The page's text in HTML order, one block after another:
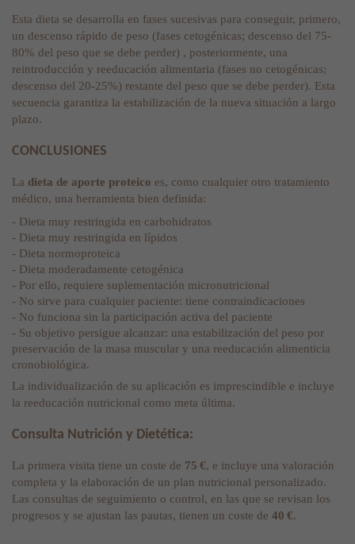
Esta dieta se desarrolla en fases sucesivas para conseguir, primero,
un descenso rápido de peso (fases cetogénicas; descenso del 75-
80% del peso que se debe perder) , posteriormente, una
reintroducción y reeducación alimentaria (fases no cetogénicas;
descenso del 20-25%) restante del peso que se debe perder). Esta
secuencia garantiza la estabilización de la nueva situación a largo
plazo.
CONCLUSIONES
La dieta de aporte proteico es, como cualquier otro tratamiento
médico, una herramienta bien definida:
- Dieta muy restringida en carbohidratos
- Dieta muy restringida en lípidos
- Dieta normoproteica
- Dieta moderadamente cetogénica
- Por ello, requiere suplementación micronutricional
- No sirve para cualquier paciente: tiene contraindicaciones
- No funciona sin la participación activa del paciente
- Su objetivo persigue alcanzar: una estabilización del peso por
preservación de la masa muscular y una reeducación alimenticia
cronobiológica.
La individualización de su aplicación es imprescindible e incluye
la reeducación nutricional como meta última.
Consulta Nutrición y Dietética:
La primera visita tiene un coste de 75 €, e incluye una valoración
completa y la elaboración de un plan nutricional personalizado.
Las consultas de seguimiento o control, en las que se revisan los
progresos y se ajustan las pautas, tienen un coste de 40 €.